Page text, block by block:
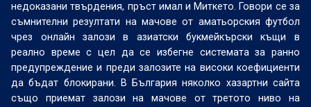
недоказани твърдения, пръст имал и Миткето. Говори се за
съмнителни резултати на мачове от аматьорския футбол
чрез онлайн залози в азиатски букмейкърски къщи в
реално време с цел да се избегне системата за ранно
предупреждение и преди залозите на високи коефициенти
да бъдат блокирани. В България няколко хазартни сайта
също приемат залози на мачове от третото ниво на